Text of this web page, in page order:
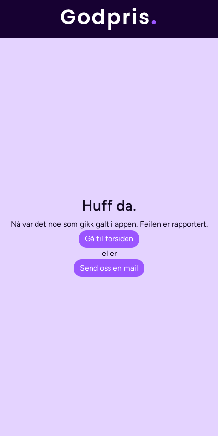
Huff da.
Nå var det noe som gikk galt i appen. Feilen er rapportert.
Gå til forsiden
eller
Send oss en mail